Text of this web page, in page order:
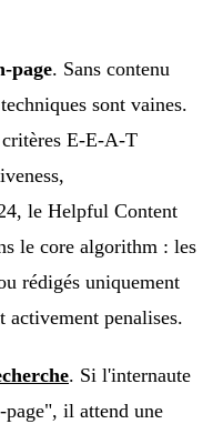
page. Sans contenu
sont vaines.
E-E-A-T
le Helpful Content
le core algorithm : les
rédigés uniquement
activement penalises.
. Si l'internaute
page", il attend une